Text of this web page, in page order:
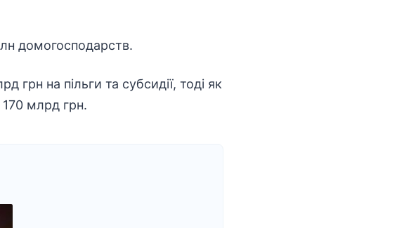
домогосподарств.
на пільги та субсидії, тоді як
170 млрд грн.